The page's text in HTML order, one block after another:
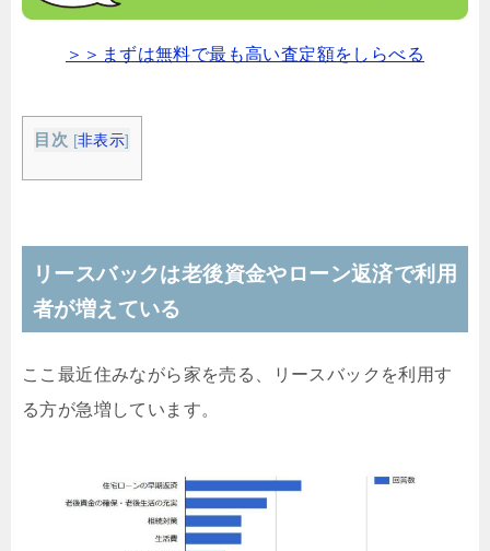
＞＞まずは無料で最も高い査定額をしらべる
目次 [非表示]
リースバックは老後資金やローン返済で利用
者が増えている
ここ最近住みながら家を売る、リースバックを利用す
る方が急増しています。